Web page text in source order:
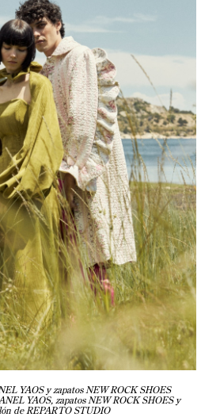
YAOS y zapatos NEW ROCK SHOES
YAOS, zapatos NEW ROCK SHOES y
de REPARTO STUDIO